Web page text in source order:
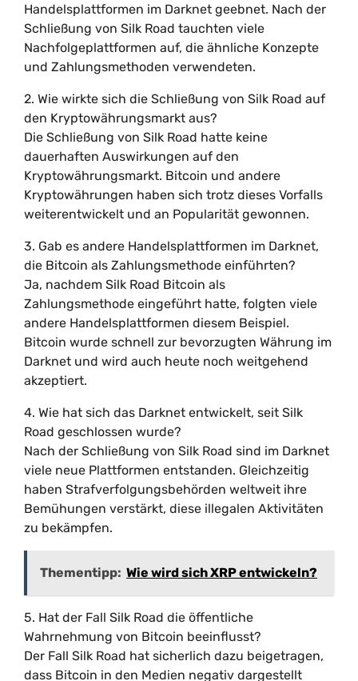
Handelsplattformen im Darknet geebnet. Nach der
Schließung von Silk Road tauchten viele
Nachfolgeplattformen auf, die ähnliche Konzepte
und Zahlungsmethoden verwendeten.
2. Wie wirkte sich die Schließung von Silk Road auf
den Kryptowährungsmarkt aus?
Die Schließung von Silk Road hatte keine
dauerhaften Auswirkungen auf den
Kryptowährungsmarkt. Bitcoin und andere
Kryptowährungen haben sich trotz dieses Vorfalls
weiterentwickelt und an Popularität gewonnen.
3. Gab es andere Handelsplattformen im Darknet,
die Bitcoin als Zahlungsmethode einführten?
Ja, nachdem Silk Road Bitcoin als
Zahlungsmethode eingeführt hatte, folgten viele
andere Handelsplattformen diesem Beispiel.
Bitcoin wurde schnell zur bevorzugten Währung im
Darknet und wird auch heute noch weitgehend
akzeptiert.
4. Wie hat sich das Darknet entwickelt, seit Silk
Road geschlossen wurde?
Nach der Schließung von Silk Road sind im Darknet
viele neue Plattformen entstanden. Gleichzeitig
haben Strafverfolgungsbehörden weltweit ihre
Bemühungen verstärkt, diese illegalen Aktivitäten
zu bekämpfen.
Thementipp: Wie wird sich XRP entwickeln?
5. Hat der Fall Silk Road die öffentliche
Wahrnehmung von Bitcoin beeinflusst?
Der Fall Silk Road hat sicherlich dazu beigetragen,
dass Bitcoin in den Medien negativ dargestellt